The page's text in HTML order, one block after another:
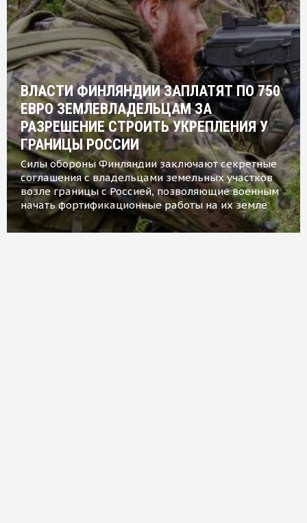
ВЛАСТИ ФИНЛЯНДИИ ЗАПЛАТЯТ ПО 750
ЕВРО ЗЕМЛЕВЛАДЕЛЬЦАМ ЗА
РАЗРЕШЕНИЕ СТРОИТЬ УКРЕПЛЕНИЯ У
ГРАНИЦЫ РОССИИ
Силы обороны Финляндии заключают секретные
соглашения с владельцами земельных участков
возле границы с Россией, позволяющие военным
начать фортификационные работы на их земле